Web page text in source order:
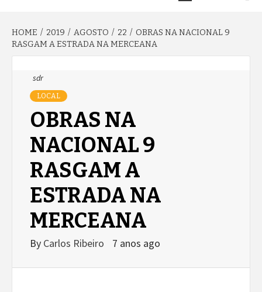
HOME 2019 AGOSTO 22
OBRAS NA NACIONAL 9
RASGAM A ESTRADA NA MERCEANA
sdr
LOCAL
OBRAS NA
NACIONAL 9
RASGAM A
ESTRADA NA
MERCEANA
By Carlos Ribeiro 7 anos ago